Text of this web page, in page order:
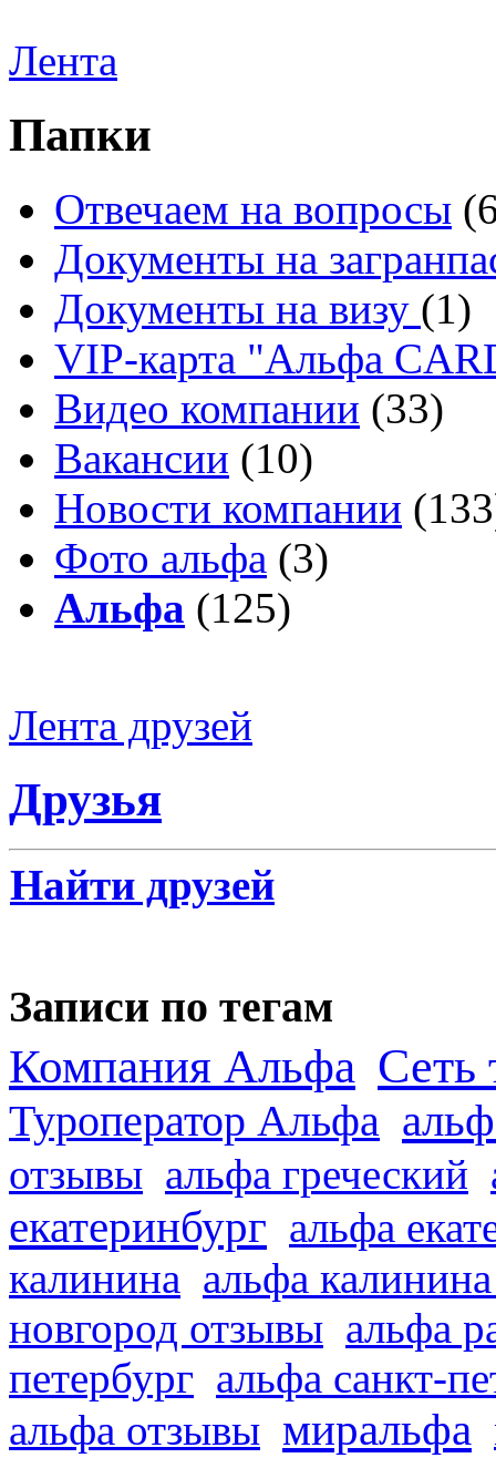
Лента
Папки
Отвечаем на вопросы
Документы на
Документы на визу (1)
VIP-карта "Альфа
Видео компании (33)
Вакансии (10)
Новости компании
Фото альфа (3)
Альфа (125)
Лента друзей
Друзья
Найти друзей
Записи по тегам
Компания Альфа Сеть
Туроператор Альфа
отзывы альфа греческий
екатеринбург альфа
калинина альфа
новгород отзывы альфа
петербург альфа санкт-
альфа отзывы миральфа